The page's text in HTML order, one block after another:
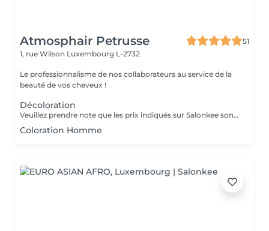
Atmosphair Petrusse
51
1, rue Wilson Luxembourg L-2732
Le professionnalisme de nos collaborateurs au service de la
beauté de vos cheveux !
Décoloration
Veuillez prendre note que les prix indiqués sur Salonkee sont communiqués à titre informatif et s'entendent de base. Ces derniers sont susceptibles de varier selon le diagnostic réalisé à votre arrivée au salon et l'expertise du professionnel à qui vous confiez votre beauté. Dans tous les cas, un devis précis vous sera proposé et toutes réalisations de prestations seront effectuées avec votre accord. Un grand merci d'avance pour votre compréhension. Au plaisir de vous recevoir très vite.
Coloration Homme